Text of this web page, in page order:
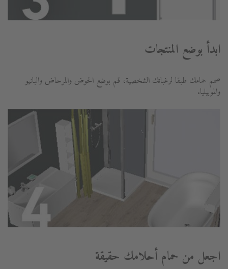
ابدأ بوضع المنتجات
صمم حمامك طبقا لرغباتك الشخصية، قم بوضع الحوض والمرحاض والبانيو
والموبيليا.
اجعل من حمام أحلامك حقيقة